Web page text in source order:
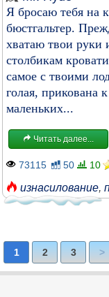
Я бросаю тебя на
бюстгальтер.
хватаю твои руки
столбикам
самое с твоими
голая, прикована
маленьких...
Читать далее...
73115 50 10
изнасилование,
1 2 3 >